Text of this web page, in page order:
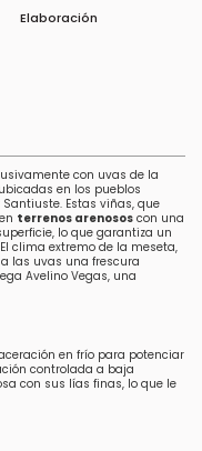
Elaboración
con uvas de la
en los pueblos
Estas viñas, que
terrenos arenosos con una
lo que garantiza un
clima extremo de la meseta,
las uvas una frescura
Avelino Vegas, una
en frío para potenciar
controlada a baja
con sus lías finas, lo que le